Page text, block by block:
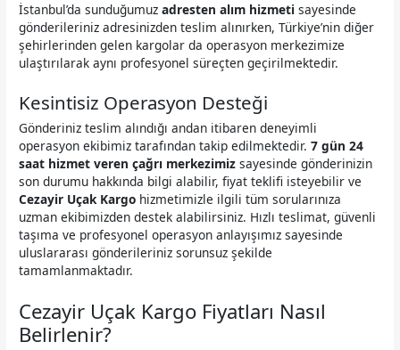
İstanbul’da sunduğumuzadresten alım hizmeti sayesinde
gönderileriniz adresinizden teslim alınırken, Türkiye’nin diğer
şehirlerinden gelen kargolar da operasyon merkezimize
ulaştırılarak aynı profesyonel süreçten geçirilmektedir.
Kesintisiz Operasyon Desteği
Gönderiniz teslim alındığı andan itibaren deneyimli
operasyon ekibimiz tarafından takip edilmektedir.7 gün 24
saat hizmet veren çağrı merkezimiz sayesinde gönderinizin
son durumu hakkında bilgi alabilir, fiyat teklifi isteyebilir ve
Cezayir Uçak Kargo hizmetimizle ilgili tüm sorularınıza
uzman ekibimizden destek alabilirsiniz. Hızlı teslimat, güvenli
taşıma ve profesyonel operasyon anlayışımız sayesinde
uluslararası gönderileriniz sorunsuz şekilde
tamamlanmaktadır.
Cezayir Uçak Kargo Fiyatları Nasıl
Belirlenir?